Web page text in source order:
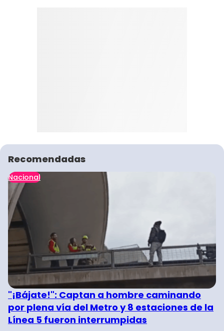
Recomendadas
Nacional
"¡Bájate!": Captan a hombre caminando
por plena vía del Metro y 8 estaciones de la
Línea 5 fueron interrumpidas